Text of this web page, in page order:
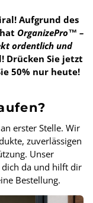
Aufgrund des
OrganizePro™ –
ordentlich und
Drücken Sie jetzt
50% nur heute!
erster Stelle. Wir
zuverlässigen
Unser
dich da und hilft dir
Bestellung.